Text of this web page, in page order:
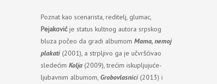
Poznat kao scenarista, reditelj, glumac,
Pejakovićje status kultnog autora srpskog
bluza počeo da gradi albumom Mama, nemoj
plakati (2001), a strpljivo ga je učvršćivao
sledećim Kolja (2009), trećim iskupljujuće-
ljubavnim albumom, Grobovlasnici (2013) i